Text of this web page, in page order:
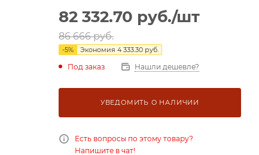
82 332.70 руб./шт
86 666руб.
-5% Экономия 4 333.30 руб.
Под заказ Нашли дешевле?
УВЕДОМИТЬ О НАЛИЧИИ
Есть вопросы по этому товару?
Напишите в чат!